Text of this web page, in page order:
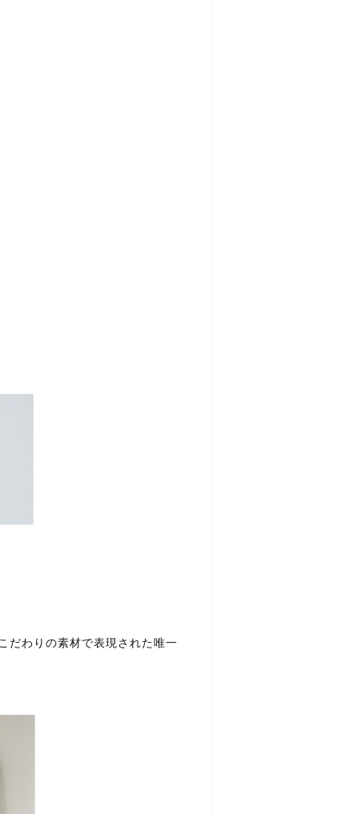
だわりの素材で表現された唯一